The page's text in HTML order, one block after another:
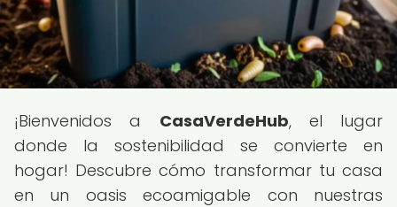
¡Bienvenidos a CasaVerdeHub, el lugar
donde la sostenibilidad se convierte en
hogar! Descubre cómo transformar tu casa
en un oasis ecoamigable con nuestras